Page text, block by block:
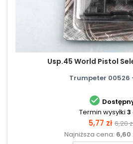
Usp.45 World Pistol
Trumpeter 00526

Termin wysyłki 3
Cena
5,77 zł Cena
6,20
Najniższa cena: 6,60